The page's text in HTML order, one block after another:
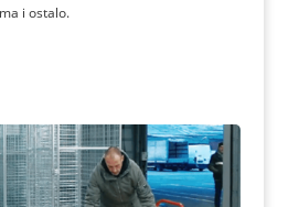
i ostalo.